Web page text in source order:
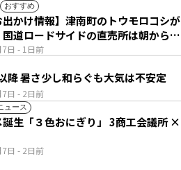
おすすめ
日 - 1日前
出かけ情報】津南町のトウモロコシが
道ロードサイドの直売所は朝から長
日 - 2日前
8日(土)以降 暑さ少し和らぐも大気は不安定
ュース
日 - 2日前
生「３色おにぎり」 3商工会議所 ×